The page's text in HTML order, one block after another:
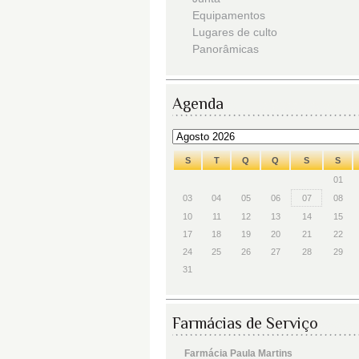
Equipamentos
Lugares de culto
Panorâmicas
Agenda
S T Q Q S S
01
03
04 05 06 07 08
10
11 12 13 14 15
17
18 19 20 21 22
24
25 26 27 28 29
31
Farmácias de Serviço